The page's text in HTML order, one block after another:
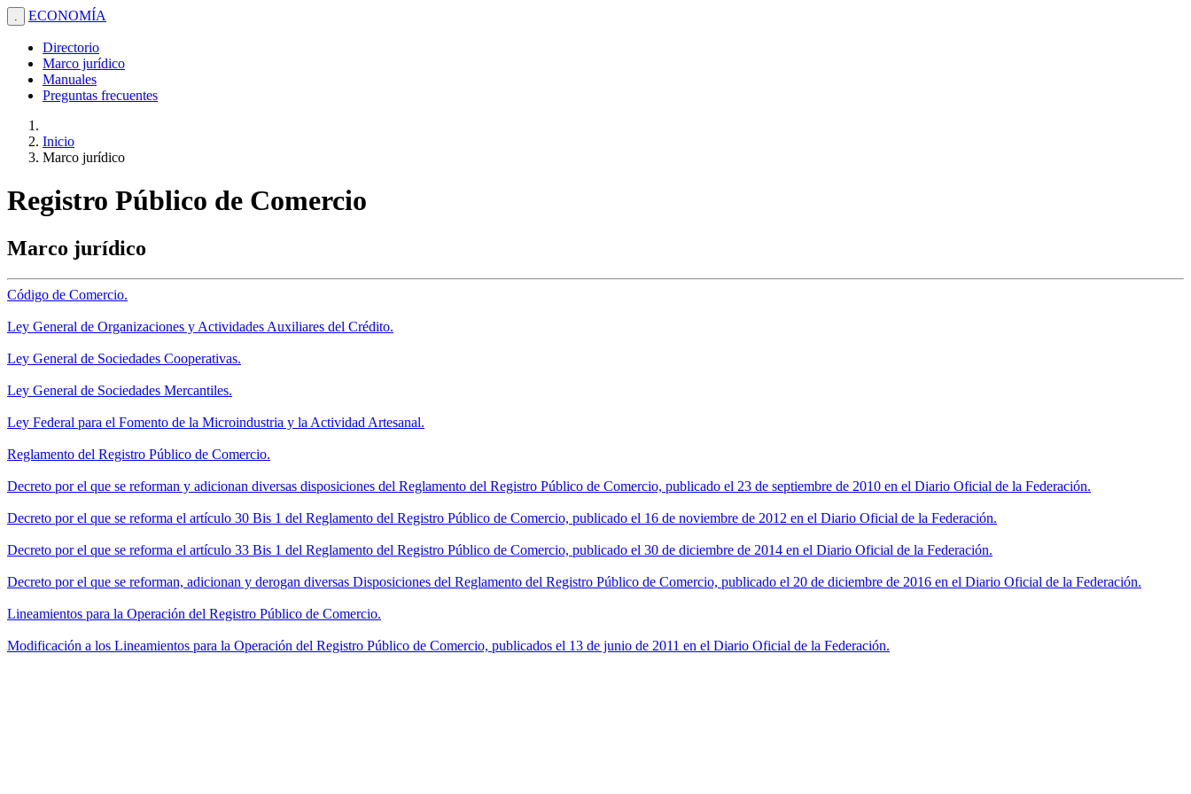
. ECONOMÍA
Directorio
Marco jurídico
Manuales
Preguntas frecuentes
Inicio
Marco jurídico
Registro Público de Comercio
Marco jurídico
Código de Comercio.
Ley General de Organizaciones y Actividades Auxiliares del Crédito.
Ley General de Sociedades Cooperativas.
Ley General de Sociedades Mercantiles.
Ley Federal para el Fomento de la Microindustria y la Actividad Artesanal.
Reglamento del Registro Público de Comercio.
Decreto por el que se reforman y adicionan diversas disposiciones del Reglamento del Registro Público de Comercio, publicado el 23 de septiembre de 2010 en el Diario Oficial de la Federación.
Decreto por el que se reforma el artículo 30 Bis 1 del Reglamento del Registro Público de Comercio, publicado el 16 de noviembre de 2012 en el Diario Oficial de la Federación.
Decreto por el que se reforma el artículo 33 Bis 1 del Reglamento del Registro Público de Comercio, publicado el 30 de diciembre de 2014 en el Diario Oficial de la Federación.
Decreto por el que se reforman, adicionan y derogan diversas Disposiciones del Reglamento del Registro Público de Comercio, publicado el 20 de diciembre de 2016 en el Diario Oficial de la Federación.
Lineamientos para la Operación del Registro Público de Comercio.
Modificación a los Lineamientos para la Operación del Registro Público de Comercio, publicados el 13 de junio de 2011 en el Diario Oficial de la Federación.